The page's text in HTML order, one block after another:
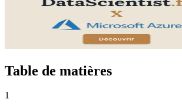
Table de matières
1